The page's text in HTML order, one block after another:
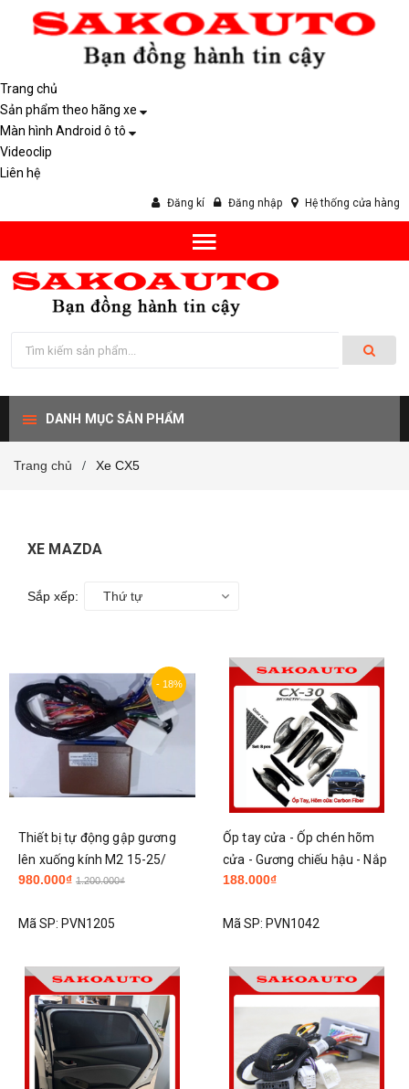
Trang chủ
Sản phẩm theo hãng xe
Màn hình Android ô tô
Videoclip
Liên hệ
Đăng kí Đăng nhập Hệ thống cửa hàng
DANH MỤC SẢN PHẨM
Trang chủ / Xe CX5
XE MAZDA
Sắp xếp: Thứ tự
- 18%
Thiết bị tự động gập gương
lên xuống kính M2 15-25/
M3 15-19/ CX5 14-19/ CX3
980.000₫ 1.200.000₫
Mã SP: PVN1205
Ốp tay cửa - Ốp chén hõm
cửa - Gương chiếu hậu - Nắp
bình xăng Mazda CX-30 Phụ
188.000₫
Mã SP: PVN1042